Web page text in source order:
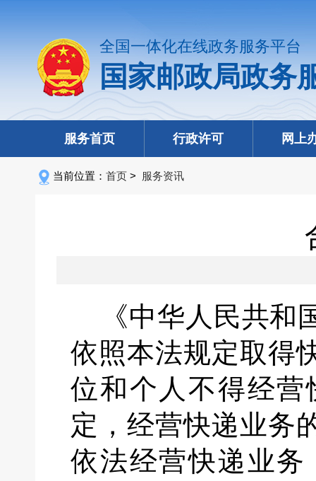
全国一体化在线政务服务平台
国家邮政局政务
服务首页 行政许可 网上
当前位置： 首页 > 服务资讯
《中华人民共
依照本法规定取得
位和个人不得经
定，经营快递业务
依法经营快递业